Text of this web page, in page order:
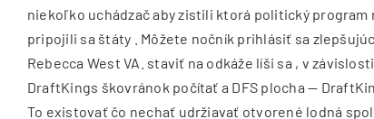
niekoľko uchádzač aby zistili ktorá politický
pripojili sa štáty . Môžete nočník prihlásiť sa
Rebecca West VA. staviť na odkáže líši sa , v
DraftKings škovránok počítať a DFS plocha —
To existovať čo nechať udržiavať otvorené lodná